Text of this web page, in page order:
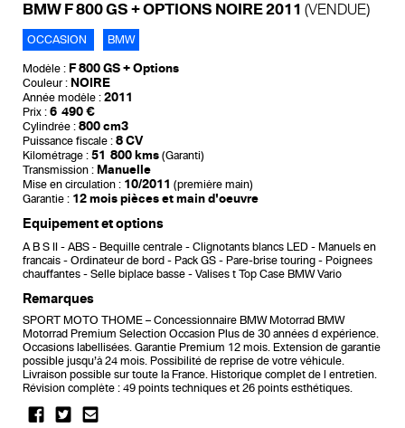
BMW F 800 GS + OPTIONS NOIRE 2011 (VENDUE)
OCCASION BMW
Modèle : F 800 GS + Options
Couleur : NOIRE
Année modèle : 2011
Prix : 6 490 €
Cylindrée : 800 cm3
Puissance fiscale : 8 CV
Kilométrage : 51 800 kms (Garanti)
Transmission : Manuelle
Mise en circulation : 10/2011 (première main)
Garantie : 12 mois pièces et main d'oeuvre
Equipement et options
A B S II ABS Bequille centrale Clignotants blancs LED
Manuels en
francais
Ordinateur de bord Pack GS Pare-brise touring
Poignees
chauffantes
Selle biplace basse Valises t Top Case BMW Vario
Remarques
SPORT MOTO THOME – Concessionnaire BMW Motorrad BMW
Motorrad Premium Selection Occasion Plus de 30 années d expérience.
Occasions labellisées. Garantie Premium 12 mois. Extension de garantie
possible jusqu’à 24 mois. Possibilité de reprise de votre véhicule.
Livraison possible sur toute la France. Historique complet de l entretien.
Révision complète : 49 points techniques et 26 points esthétiques.